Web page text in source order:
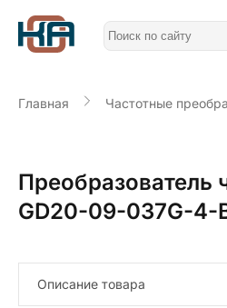
Главная Частотные
Преобразователь
GD20-09-037G-4-
Описание товара